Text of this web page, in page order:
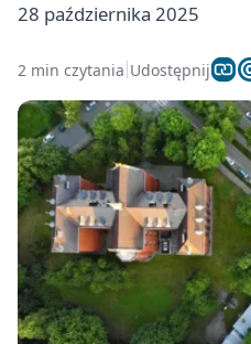
28 października 2025
2 min czytania Udostępnij